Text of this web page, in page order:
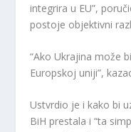
integrira u EU”,
postoje objektivni
“Ako Ukrajina može
Europskoj uniji”,
Ustvrdio je i kako bi
BiH prestala i “ta